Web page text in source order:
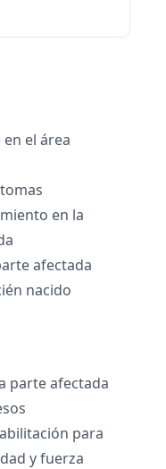
el área
en la
afectada
nacido
parte afectada
para
y fuerza